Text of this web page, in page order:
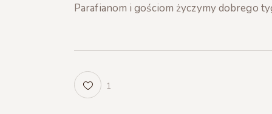
Parafianom i gościom życzymy dobrego
1